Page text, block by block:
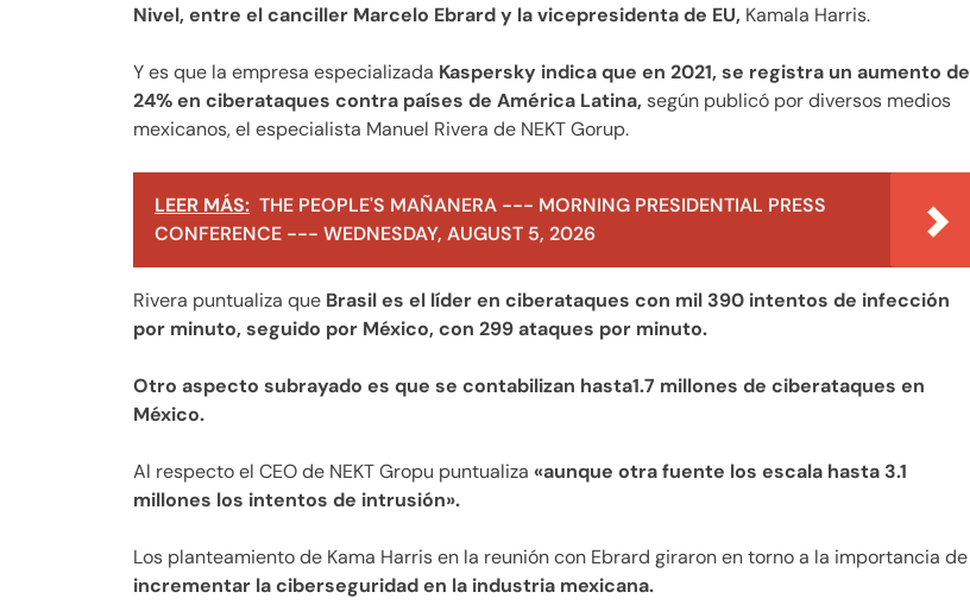
Nivel, entre el canciller Marcelo Ebrard y la vicepresidenta de EU, Kamala Harris.
Y es que la empresa especializada Kaspersky indica que en 2021, se registra un aumento de
24% en ciberataques contra países de América Latina, según publicó por diversos medios
mexicanos, el especialista Manuel Rivera de NEKT Gorup.
LEER MÁS: THE PEOPLE'S MAÑANERA --- MORNING PRESIDENTIAL PRESS
CONFERENCE --- WEDNESDAY, AUGUST 5, 2026
Rivera puntualiza que Brasil es el líder en ciberataques con mil 390 intentos de infección
por minuto, seguido por México, con 299 ataques por minuto.
Otro aspecto subrayado es que se contabilizan hasta1.7 millones de ciberataques en
México.
Al respecto el CEO de NEKT Gropu puntualiza «aunque otra fuente los escala hasta 3.1
millones los intentos de intrusión».
Los planteamiento de Kama Harris en la reunión con Ebrard giraron en torno a la importancia de
incrementar la ciberseguridad en la industria mexicana.